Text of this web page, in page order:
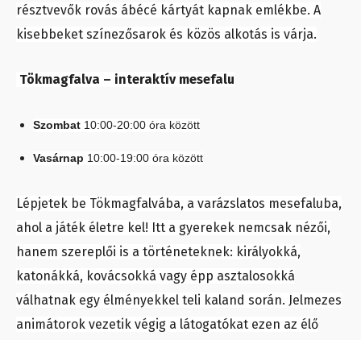
résztvevők rovás ábécé kártyát kapnak emlékbe. A
kisebbeket színezősarok és közös alkotás is várja.
Tökmagfalva – interaktív mesefalu
Szombat 10:00-20:00 óra között
Vasárnap 10:00-19:00 óra között
Lépjetek be Tökmagfalvába, a varázslatos mesefaluba,
ahol a játék életre kel! Itt a gyerekek nemcsak nézői,
hanem szereplői is a történeteknek: királyokká,
katonákká, kovácsokká vagy épp asztalosokká
válhatnak egy élményekkel teli kaland során. Jelmezes
animátorok vezetik végig a látogatókat ezen az élő